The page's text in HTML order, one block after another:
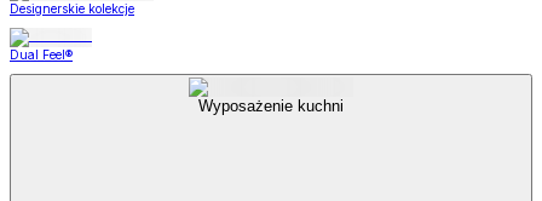
Designerskie kolekcje
Dual Feel®
Wyposażenie kuchni